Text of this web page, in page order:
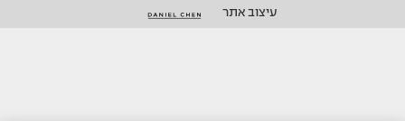
עיצוב אתר